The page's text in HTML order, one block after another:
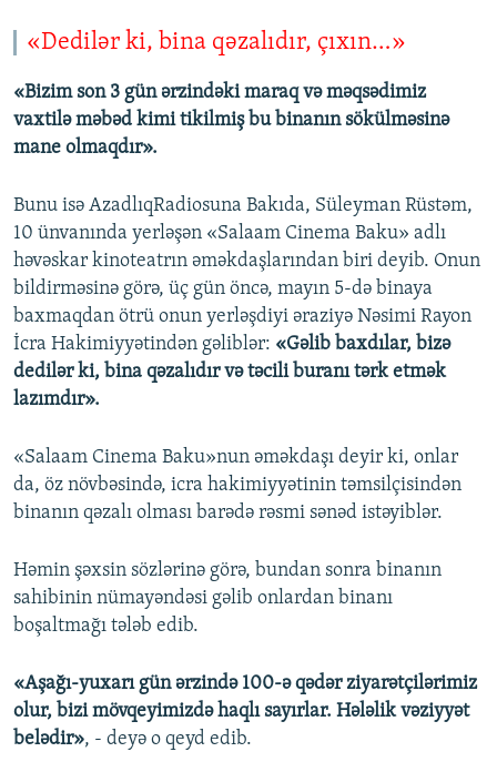
«Dedilər ki, bina qəzalıdır, çıxın…»
«Bizim son 3 gün ərzindəki maraq və məqsədimiz
vaxtilə məbəd kimi tikilmiş bu binanın sökülməsinə
mane olmaqdır».
Bunu isə AzadlıqRadiosuna Bakıda, Süleyman Rüstəm,
10 ünvanında yerləşən «Salaam Cinema Baku» adlı
həvəskar kinoteatrın əməkdaşlarından biri deyib. Onun
bildirməsinə görə, üç gün öncə, mayın 5-də binaya
baxmaqdan ötrü onun yerləşdiyi əraziyə Nəsimi Rayon
İcra Hakimiyyətindən gəliblər: «Gəlib baxdılar, bizə
dedilər ki, bina qəzalıdır və təcili buranı tərk etmək
lazımdır».
«Salaam Cinema Baku»nun əməkdaşı deyir ki, onlar
da, öz növbəsində, icra hakimiyyətinin təmsilçisindən
binanın qəzalı olması barədə rəsmi sənəd istəyiblər.
Həmin şəxsin sözlərinə görə, bundan sonra binanın
sahibinin nümayəndəsi gəlib onlardan binanı
boşaltmağı tələb edib.
«Aşağı-yuxarı gün ərzində 100-ə qədər ziyarətçilərimiz
olur, bizi mövqeyimizdə haqlı sayırlar. Hələlik vəziyyət
belədir», - deyə o qeyd edib.